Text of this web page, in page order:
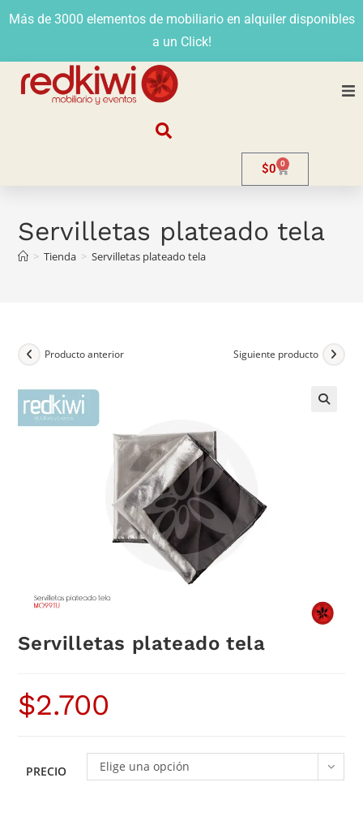
Más de 3000 elementos de mobiliario en alquiler disponibles
a un Click!
Venta
Contacto
$0 0
Servilletas plateado tela
> Tienda > Servilletas plateado tela
Producto anterior Siguiente producto
Servilletas plateado tela
$2.700
PRECIO Elige una opción